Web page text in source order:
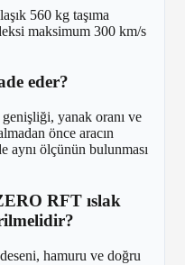
560 kg taşıma
maksimum 300 km/s
eder?
yanak oranı ve
önce aracın
aynı ölçünün bulunması
RFT ıslak
hamuru ve doğru